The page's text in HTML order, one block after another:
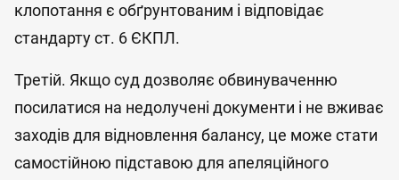
клопотання є обґрунтованим і відповідає
стандарту ст. 6 ЄКПЛ.
Третій. Якщо суд дозволяє обвинуваченню
посилатися на недолучені документи і не вживає
заходів для відновлення балансу, це може стати
самостійною підставою для апеляційного